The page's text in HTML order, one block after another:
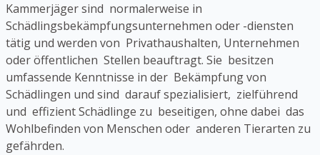
Kammerjäger sind normalerweise in
Schädlingsbekämpfungsunternehmen oder -diensten
tätig und werden von Privathaushalten, Unternehmen
oder öffentlichen Stellen beauftragt. Sie besitzen
umfassende Kenntnisse in der Bekämpfung von
Schädlingen und sind darauf spezialisiert, zielführend
und effizient Schädlinge zu beseitigen, ohne dabei das
Wohlbefinden von Menschen oder anderen Tierarten zu
gefährden.